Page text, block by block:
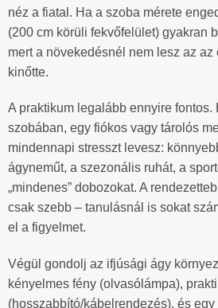
néz a fiatal. Ha a szoba mérete
(200 cm körüli fekvőfelület) gyakran
mert a növekedésnél nem lesz az az
kinőtte.
A praktikum legalább ennyire fontos.
szobában, egy fiókos vagy tárolós
mindennapi stresszt levesz:
ágyneműt, a szezonális ruhát, a
„mindenes” dobozokat. A
csak szebb – tanulásnál is sokat
el a figyelmet.
Végül gondolj az ifjúsági ágy
kényelmes fény (olvasólámpa),
(hosszabbító/kábelrendezés), és